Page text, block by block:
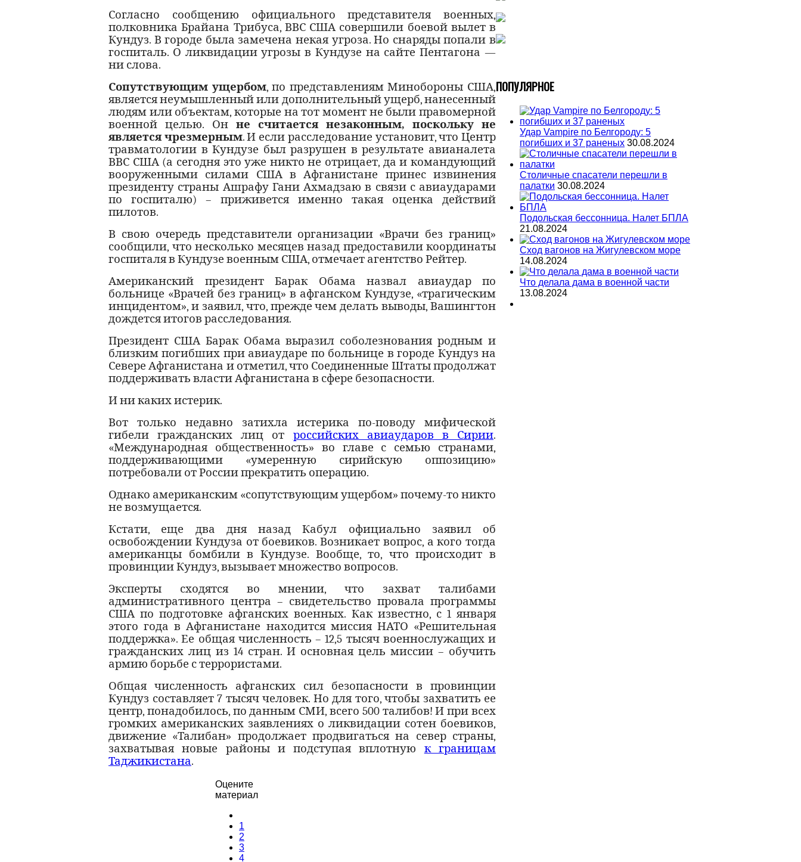
Согласно сообщению официального представителя военных,
полковника Брайана Трибуса, ВВС США совершили боевой вылет в
Кундуз. В городе была замечена некая угроза. Но снаряды попали в
госпиталь. О ликвидации угрозы в Кундузе на сайте Пентагона —
ни слова.
Сопутствующим ущербом, по представлениям Минобороны США,
является неумышленный или дополнительный ущерб, нанесенный
людям или объектам, которые на тот момент не были правомерной
военной целью. Он не считается незаконным, поскольку не
является чрезмерным. И если расследование установит, что Центр
травматологии в Кундузе был разрушен в результате авианалета
ВВС США (а сегодня это уже никто не отрицает, да и командующий
вооруженными силами США в Афганистане принес извинения
президенту страны Ашрафу Гани Ахмадзаю в связи с авиаударами
по госпиталю) – приживется именно такая оценка действий
пилотов.
В свою очередь представители организации «Врачи без границ»
сообщили, что несколько месяцев назад предоставили координаты
госпиталя в Кундузе военным США, отмечает агентство Рейтер.
Американский президент Барак Обама назвал авиаудар по
больнице «Врачей без границ» в афганском Кундузе, «трагическим
инцидентом», и заявил, что, прежде чем делать выводы, Вашингтон
дождется итогов расследования.
Президент США Барак Обама выразил соболезнования родным и
близким погибших при авиаударе по больнице в городе Кундуз на
Севере Афганистана и отметил, что Соединенные Штаты продолжат
поддерживать власти Афганистана в сфере безопасности.
И ни каких истерик.
Вот только недавно затихла истерика по-поводу мифической
гибели гражданских лиц от российских авиаударов в Сирии.
«Международная общественность» во главе с семью странами,
поддерживающими «умеренную сирийскую оппозицию»
потребовали от России прекратить операцию.
Однако американским «сопутствующим ущербом» почему-то никто
не возмущается.
Кстати, еще два дня назад Кабул официально заявил об
освобождении Кундуза от боевиков. Возникает вопрос, а кого тогда
американцы бомбили в Кундузе. Вообще, то, что происходит в
провинции Кундуз, вызывает множество вопросов.
Эксперты сходятся во мнении, что захват талибами
административного центра – свидетельство провала программы
США по подготовке афганских военных. Как известно, с 1 января
этого года в Афганистане находится миссия НАТО «Решительная
поддержка». Ее общая численность – 12,5 тысяч военнослужащих и
гражданских лиц из 14 стран. И основная цель миссии – обучить
армию борьбе с террористами.
Общая численность афганских сил безопасности в провинции
Кундуз составляет 7 тысяч человек. Но для того, чтобы захватить ее
центр, понадобилось, по данным СМИ, всего 500 талибов! И при всех
громких американских заявлениях о ликвидации сотен боевиков,
движение «Талибан» продолжает продвигаться на север страны,
захватывая новые районы и подступая вплотную к границам
Таджикистана.
Оцените
материал
1
2
3
4
ПОПУЛЯРНОЕ
Удар Vampire по Белгороду: 5
погибших и 37 раненых 30.08.2024
Столичные спасатели перешли в
палатки 30.08.2024
Подольская бессонница. Налет БПЛА
21.08.2024
Сход вагонов на Жигулевском море
14.08.2024
Что делала дама в военной части
13.08.2024